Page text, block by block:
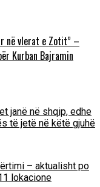
në vlerat e Zotit” –
Kurban Bajramin
janë në shqip, edhe
të jetë në këtë gjuhë
– aktualisht po
lokacione